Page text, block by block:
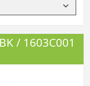
/ 1603C001